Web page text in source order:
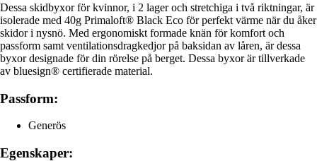
Dessa skidbyxor för kvinnor, i 2 lager och stretchiga i två riktningar, är
isolerade med 40g Primaloft® Black Eco för perfekt värme när du åker
skidor i nysnö. Med ergonomiskt formade knän för komfort och
passform samt ventilationsdragkedjor på baksidan av låren, är dessa
byxor designade för din rörelse på berget. Dessa byxor är tillverkade
av bluesign® certifierade material.
Passform:
Generös
Egenskaper: